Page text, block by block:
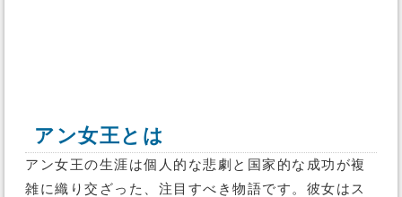
アン女王とは
アン女王の生涯は個人的な悲劇と国家的な成功が複
雑に織り交ざった、注目すべき物語です。彼女はス